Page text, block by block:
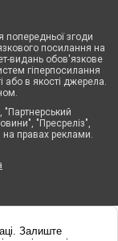
попередньої згоди
посилання на
видань обов'язкове
гіперпосилання
або в якості джерела.
"Пресреліз",
на правах реклами.
Залиште